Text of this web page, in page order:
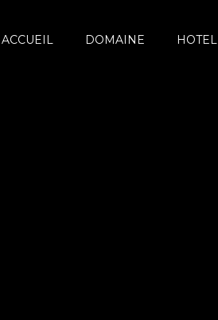
ACCUEIL DOMAINE HOTEL